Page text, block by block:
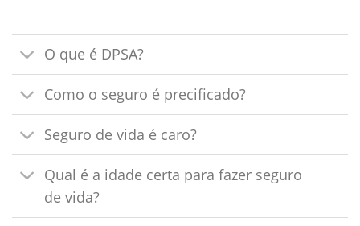
O que é DPSA?
Como o seguro é precificado?
Seguro de vida é caro?
Qual é a idade certa para fazer seguro
de vida?